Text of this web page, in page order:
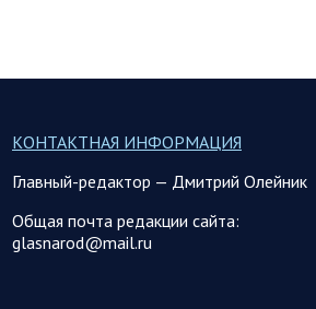
КОНТАКТНАЯ ИНФОРМАЦИЯ
Главный-редактор — Дмитрий Олейник
Общая почта редакции сайта:
glasnarod@mail.ru